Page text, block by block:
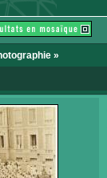
»